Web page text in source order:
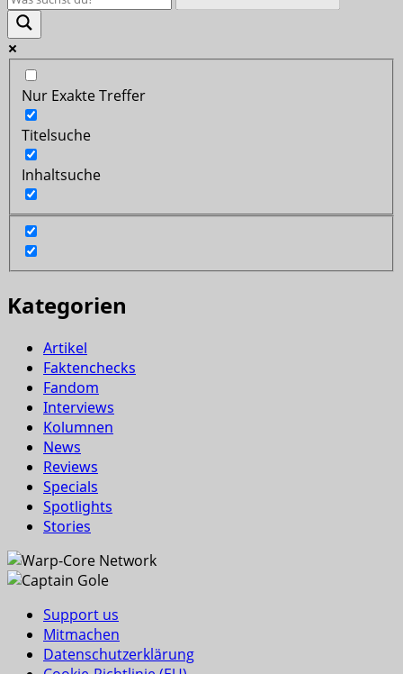
Nur Exakte Treffer
Titelsuche
Inhaltsuche
Kategorien
Artikel
Faktenchecks
Fandom
Interviews
Kolumnen
News
Reviews
Specials
Spotlights
Stories
Support us
Mitmachen
Datenschutzerklärung